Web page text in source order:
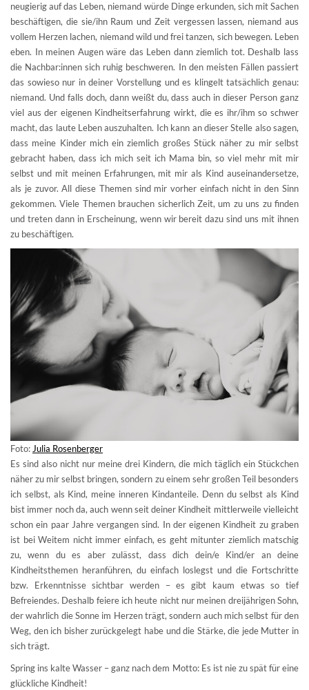
neugierig auf das Leben, niemand würde Dinge erkunden, sich mit Sachen
beschäftigen, die sie/ihn Raum und Zeit vergessen lassen, niemand aus
vollem Herzen lachen, niemand wild und frei tanzen, sich bewegen. Leben
eben. In meinen Augen wäre das Leben dann ziemlich tot. Deshalb lass
die Nachbar:innen sich ruhig beschweren. In den meisten Fällen passiert
das sowieso nur in deiner Vorstellung und es klingelt tatsächlich genau:
niemand. Und falls doch, dann weißt du, dass auch in dieser Person ganz
viel aus der eigenen Kindheitserfahrung wirkt, die es ihr/ihm so schwer
macht, das laute Leben auszuhalten. Ich kann an dieser Stelle also sagen,
dass meine Kinder mich ein ziemlich großes Stück näher zu mir selbst
gebracht haben, dass ich mich seit ich Mama bin, so viel mehr mit mir
selbst und mit meinen Erfahrungen, mit mir als Kind auseinandersetze,
als je zuvor. All diese Themen sind mir vorher einfach nicht in den Sinn
gekommen. Viele Themen brauchen sicherlich Zeit, um zu uns zu finden
und treten dann in Erscheinung, wenn wir bereit dazu sind uns mit ihnen
zu beschäftigen.
Foto: Julia Rosenberger
Es sind also nicht nur meine drei Kindern, die mich täglich ein Stückchen
näher zu mir selbst bringen, sondern zu einem sehr großen Teil besonders
ich selbst, als Kind, meine inneren Kindanteile. Denn du selbst als Kind
bist immer noch da, auch wenn seit deiner Kindheit mittlerweile vielleicht
schon ein paar Jahre vergangen sind. In der eigenen Kindheit zu graben
ist bei Weitem nicht immer einfach, es geht mitunter ziemlich matschig
zu, wenn du es aber zulässt, dass dich dein/e Kind/er an deine
Kindheitsthemen heranführen, du einfach loslegst und die Fortschritte
bzw. Erkenntnisse sichtbar werden – es gibt kaum etwas so tief
Befreiendes. Deshalb feiere ich heute nicht nur meinen dreijährigen Sohn,
der wahrlich die Sonne im Herzen trägt, sondern auch mich selbst für den
Weg, den ich bisher zurückgelegt habe und die Stärke, die jede Mutter in
sich trägt.
Spring ins kalte Wasser – ganz nach dem Motto: Es ist nie zu spät für eine
glückliche Kindheit!